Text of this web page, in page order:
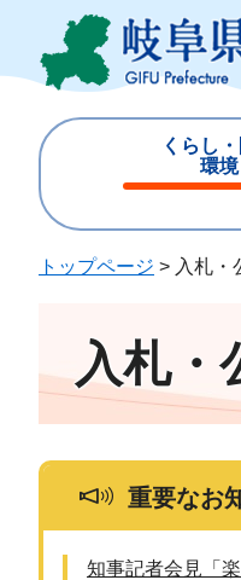
ジ
ュ
くらし
環境
じ
トップページ > 入札・
入札・
重要なお
知事記者会見「